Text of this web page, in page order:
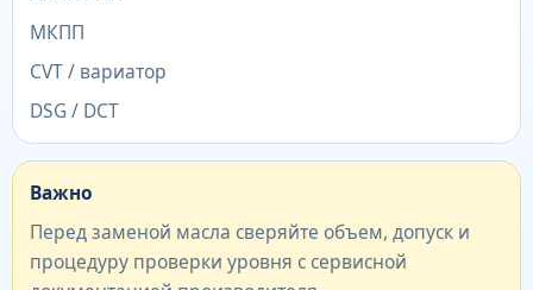
МКПП
CVT / вариатор
DSG / DCT
Важно
Перед заменой масла сверяйте объем, допуск и
процедуру проверки уровня с сервисной